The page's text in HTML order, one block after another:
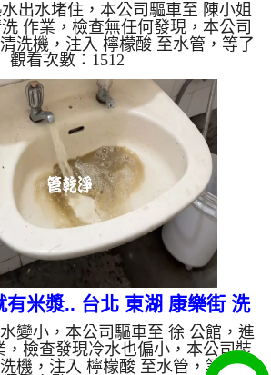
清洗水管
出水堵住，本公司驅車至 陳小姐
作業，檢查無任何發現，本公司
洗機，注入 檸檬酸 至水管，等了
清洗機 ，啟動 螺旋波 模式，一洗
水，顏色越來越深，看起來就像泡
時後，出水變乾淨熱出水量也變大
，如水管老化，會產生鐵鏽跟泥沙
就會是咖啡色，地下水含有氧化
黑色管垢，洗出來的水會跟石油一
色的水，是因為裡面有銅的物質，
鏽產生銅綠，如是...
觀看次數：1512
有米漿.. 台北 東湖 康樂街 洗
水管
變小，本公司驅車至 徐 公館，進
，檢查發現冷水也偏小，本公司裝
機，注入 檸檬酸 至水管，等了約